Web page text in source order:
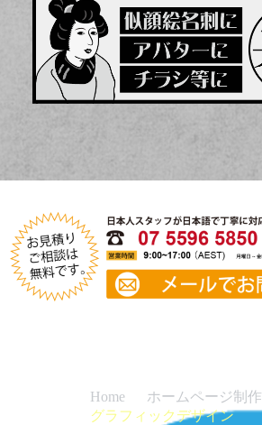
Home
ホームページ制作
グラフィックデザイン